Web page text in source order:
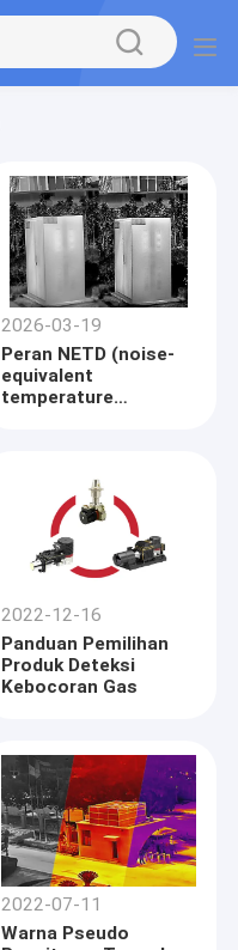
2026-03-19
Peran NETD (noise-
equivalent
temperature
2022-12-16
Panduan Pemilihan
Produk Deteksi
Kebocoran Gas
2022-07-11
Warna Pseudo